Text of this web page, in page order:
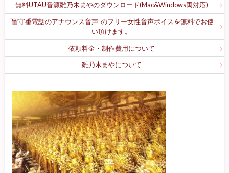
無料UTAU音源雛乃木まやのダウンロード(Mac&Windows両対応)
“留守番電話のアナウンス音声”のフリー女性音声ボイスを無料でお使
い頂けます。
依頼料金・制作費用について
雛乃木まやについて